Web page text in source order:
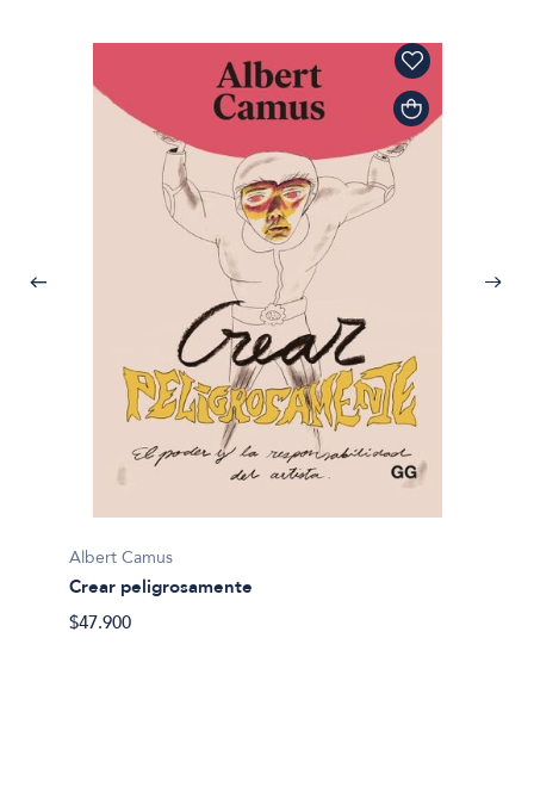
Albert Camus
Crear peligrosamente
$47.900